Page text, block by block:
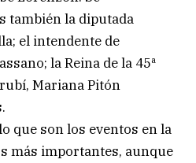
también la diputada
el intendente de
la Reina de la 45ª
Mariana Pitón
que son los eventos en la
más importantes, aunque